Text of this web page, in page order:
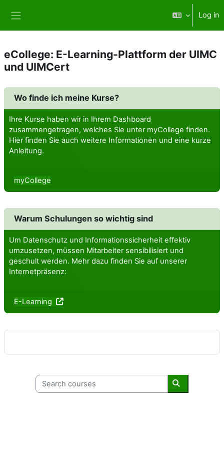
Log in
eCollege: E-Learning-Plattform der UIMC
und UIMCert
Wo finde ich meine Kurse?
Ihre Kurse haben wir in Ihrem Dashboard
zusammengetragen, welches Sie unter myCollege finden.
Hier finden Sie auch weitere Informationen und eine kurze
Anleitung.
myCollege
Warum Schulungen so wichtig sind
Um Datenschutz und Informationssicherheit effektiv
umzusetzen, müssen Mitarbeiter sensibilisiert und
geschult werden. Mehr dazu finden Sie auf unserer
Internetpräsenz:
E-Learning
Search courses
Search